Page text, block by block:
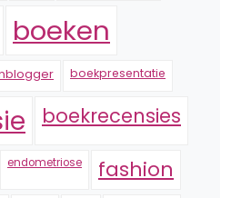
boeken
boekpresentatie
boekrecensies
endometriose fashion